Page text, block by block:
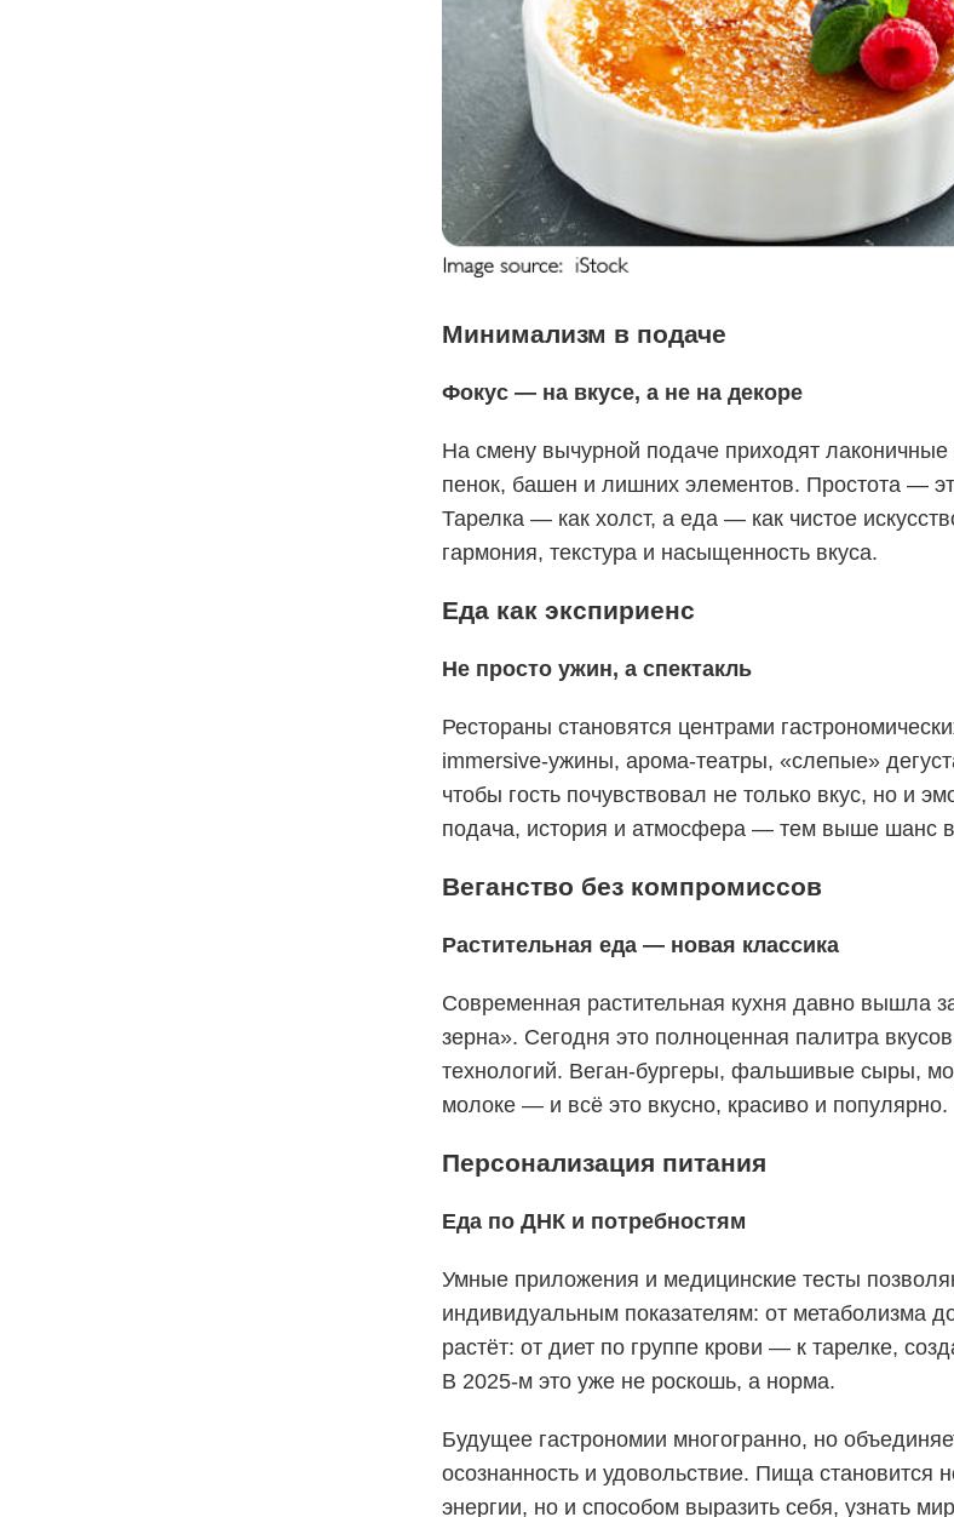
Минимализм в подаче
Фокус — на вкусе, а не на декоре
На смену вычурной подаче приходят
пенок, башен и лишних элементов. Простота —
Тарелка — как холст, а еда — как чистое
гармония, текстура и насыщенность вкуса.
Еда как экспириенс
Не просто ужин, а спектакль
Рестораны становятся центрами
immersive-ужины, арома-театры, «слепые»
чтобы гость почувствовал не только вкус, но и
подача, история и атмосфера — тем выше шанс
Веганство без компромиссов
Растительная еда — новая классика
Современная растительная кухня давно вышла
зерна». Сегодня это полноценная палитра
технологий. Веган-бургеры, фальшивые сыры,
молоке — и всё это вкусно, красиво и популярно.
Персонализация питания
Еда по ДНК и потребностям
Умные приложения и медицинские тесты
индивидуальным показателям: от метаболизма
растёт: от диет по группе крови — к тарелке,
В 2025-м это уже не роскошь, а норма.
Будущее гастрономии многогранно, но
осознанность и удовольствие. Пища становится
энергии, но и способом выразить себя, узнать